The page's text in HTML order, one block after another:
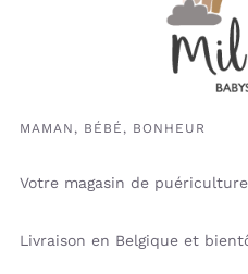
MAMAN, BÉBÉ, BONHEUR
Votre magasin de
Livraison en Belgique et